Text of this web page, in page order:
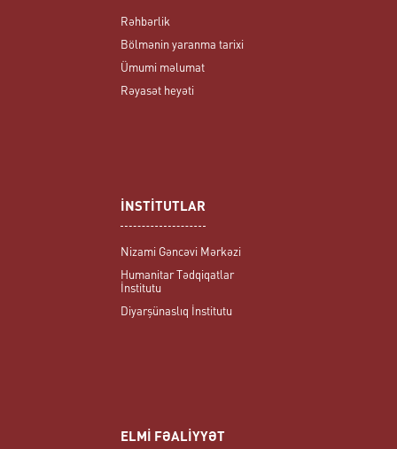
Rəhbərlik
Bölmənin yaranma tarixi
Ümumi məlumat
Rəyasət heyəti
İNSTİTUTLAR
Nizami Gəncəvi Mərkəzi
Humanitar Tədqiqatlar
İnstitutu
Diyarşünaslıq İnstitutu
ELMİ FƏALİYYƏT